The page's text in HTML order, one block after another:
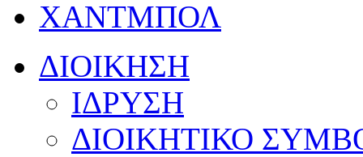
ΔΙΟΙΚΗΣΗ
ΙΔΡΥΣΗ
ΔΙΟΙΚΗΤΙΚΟ